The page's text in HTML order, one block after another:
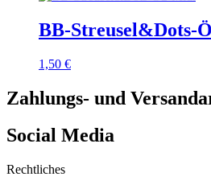
BB-Streusel&Dots-
1,50 €
Zahlungs- und
Social Media
Rechtliches